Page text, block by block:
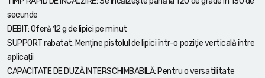
secunde
DEBIT: Oferă 12 g de lipici pe minut
SUPPORT rabatat: Menține pistolul de lipici într-o poziție verticală între
aplicații
CAPACITATE DE DUZĂ INTERSCHIMBABILĂ: Pentru o versatilitate